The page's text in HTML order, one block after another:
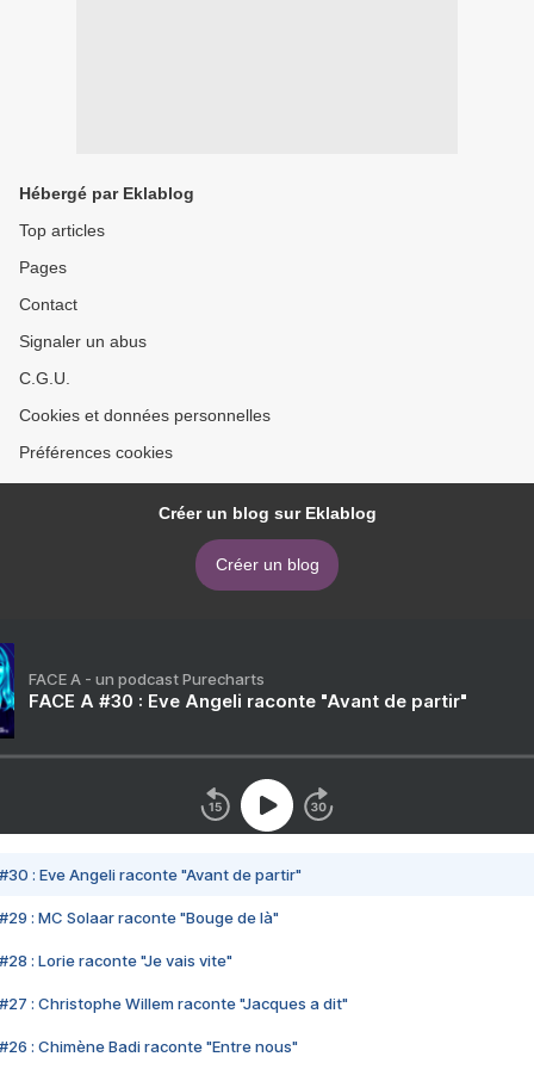
Hébergé par Eklablog
Top articles
Pages
Contact
Signaler un abus
C.G.U.
Cookies et données personnelles
Préférences cookies
Créer un blog sur Eklablog
Créer un blog
FACE A - un podcast Purecharts
FACE A #30 : Eve Angeli raconte "Avant de partir"
#30 : Eve Angeli raconte "Avant de partir"
#29 : MC Solaar raconte "Bouge de là"
#28 : Lorie raconte "Je vais vite"
#27 : Christophe Willem raconte "Jacques a dit"
#26 : Chimène Badi raconte "Entre nous"